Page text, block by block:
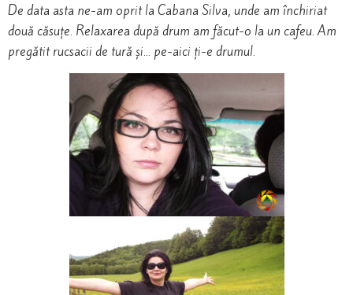
De data asta ne-am oprit la Cabana Silva, unde am închiriat
două căsuțe. Relaxarea după drum am făcut-o la un cafeu. Am
pregătit rucsacii de tură și… pe-aici ți-e drumul.